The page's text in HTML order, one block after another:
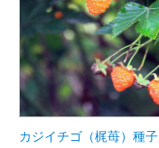
カジイチゴ（梶苺）種子